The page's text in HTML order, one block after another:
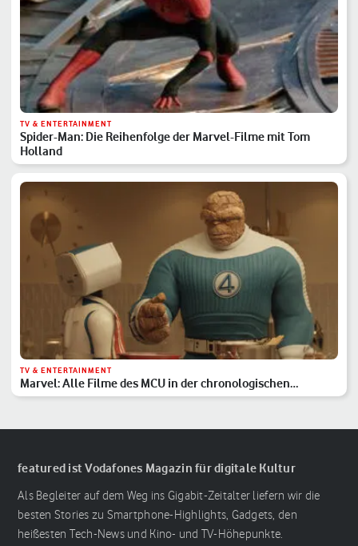
TV & ENTERTAINMENT
Spider-Man: Die Reihenfolge der Marvel-Filme mit Tom
Holland
TV & ENTERTAINMENT
Marvel: Alle Filme des MCU in der chronologischen
Reihenfolge
featured ist Vodafones Magazin für digitale Kultur
Als Begleiter auf dem Weg ins Gigabit-Zeitalter liefern wir die
besten Stories zu Smartphone-Highlights, Gadgets, den
heißesten Tech-News und Kino- und TV-Höhepunkte.